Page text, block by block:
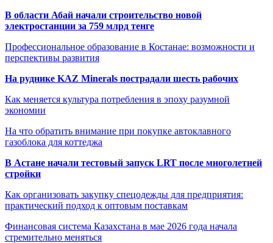
В области Абай начали строительство новой
электростанции за 759 млрд тенге
Профессиональное образование в Костанае: возможности и
перспективы развития
На руднике KAZ Minerals пострадали шесть рабочих
Как меняется культура потребления в эпоху разумной
экономии
На что обратить внимание при покупке автоклавного
газоблока для коттеджа
В Астане начали тестовый запуск LRT после многолетней
стройки
Как организовать закупку спецодежды для предприятия:
практический подход к оптовым поставкам
Финансовая система Казахстана в мае 2026 года начала
стремительно меняться